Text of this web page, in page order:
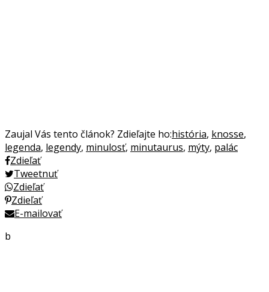
Zaujal Vás tento článok? Zdieľajte ho:história, knosse,
legenda, legendy, minulosť, minutaurus, mýty, palác
Zdieľať
Tweetnuť
Zdieľať
Zdieľať
E-mailovať
b